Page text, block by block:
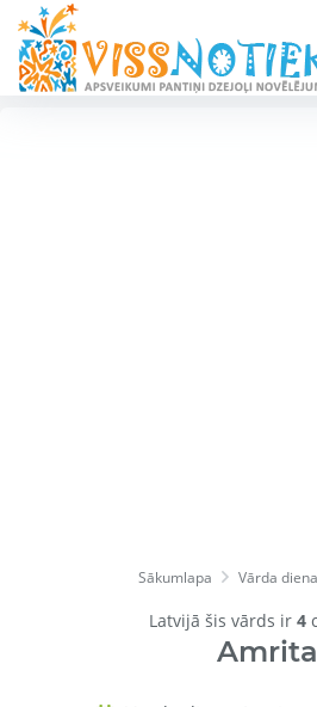
Sākumlapa Vārda
Latvijā šis vārds ir 4
Amrita